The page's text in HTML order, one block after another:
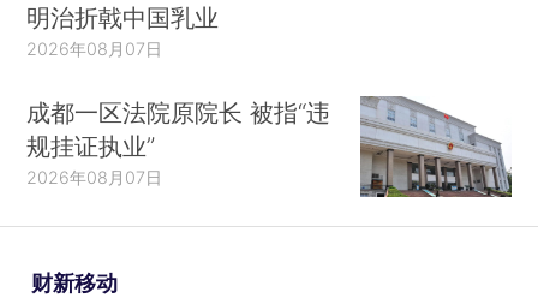
明治折戟中国乳业
2026年08月07日
成都一区法院原院长 被指“违
规挂证执业”
2026年08月07日
财新移动